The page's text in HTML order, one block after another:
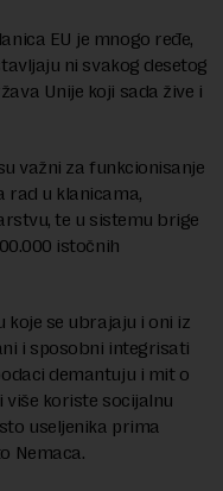
EU je mnogo ređe,
ni svakog desetog
Unije koji sada žive i
važni za funkcionisanje
rad u klanicama,
te u sistemu brige
istočnih
koje se ubrajaju i oni iz
i sposobni integrisati
demantuju i mit o
koriste socijalnu
useljenika prima
Nemaca.